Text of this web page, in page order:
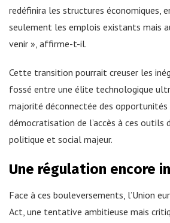
redéfinira les structures économiques,
seulement les emplois existants mais
venir », affirme-t-il.
Cette transition pourrait creuser les
fossé entre une élite technologique
majorité déconnectée des
démocratisation de l’accès à ces outils
politique et social majeur.
Une régulation encore
Face à ces bouleversements, l’Union
Act, une tentative ambitieuse mais